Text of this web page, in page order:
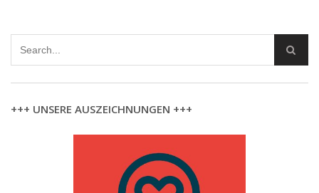
+++ UNSERE AUSZEICHNUNGEN +++